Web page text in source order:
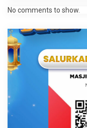
No comments to show.